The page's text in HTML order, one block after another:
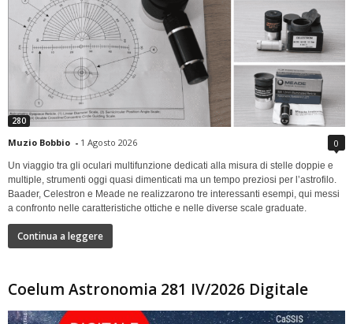
280
Muzio Bobbio - 1 Agosto 2026 0
Un viaggio tra gli oculari multifunzione dedicati alla misura di stelle doppie e
multiple, strumenti oggi quasi dimenticati ma un tempo preziosi per l’astrofilo.
Baader, Celestron e Meade ne realizzarono tre interessanti esempi, qui messi
a confronto nelle caratteristiche ottiche e nelle diverse scale graduate.
Continua a leggere
Coelum Astronomia 281 IV/2026 Digitale